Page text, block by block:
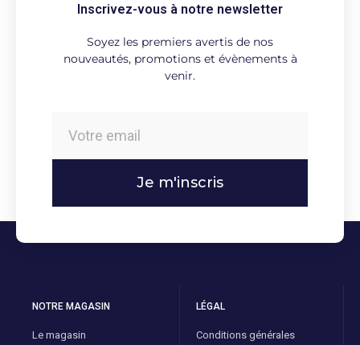
Inscrivez-vous à notre newsletter
Soyez les premiers avertis de nos
nouveautés, promotions et évènements à
venir.
Je m'inscris
NOTRE MAGASIN
Le magasin
LÉGAL
Conditions générales